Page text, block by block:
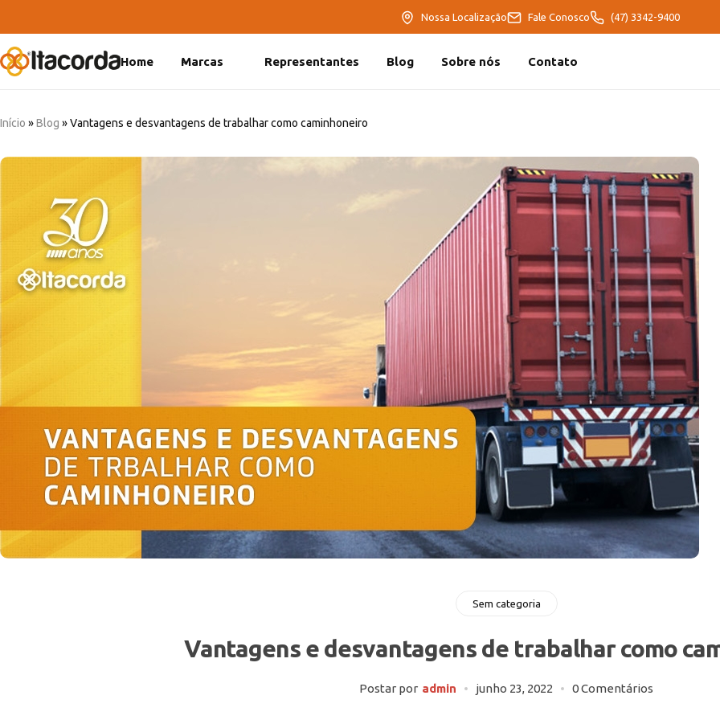
Nossa Localização Fale Conosco (47) 3342-9400
Home Marcas Representantes Blog Sobre nós Contato
Início »Blog »Vantagens e desvantagens de trabalhar como caminhoneiro
Sem categoria
Vantagens e desvantagens de trabalhar como
Postar por admin junho 23, 2022 0 Comentários
DeltaFix